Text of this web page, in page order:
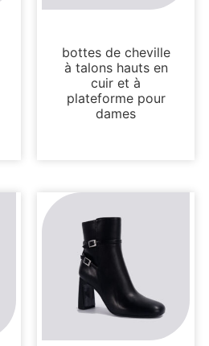
bottes de cheville
à talons hauts en
cuir et à
plateforme pour
dames